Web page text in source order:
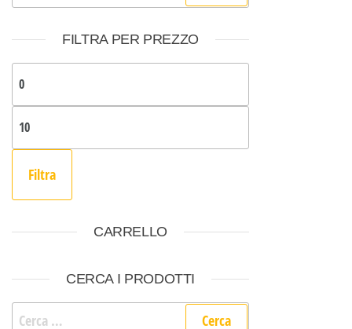
FILTRA PER PREZZO
Filtra
CARRELLO
CERCA I PRODOTTI
Ricerca per: